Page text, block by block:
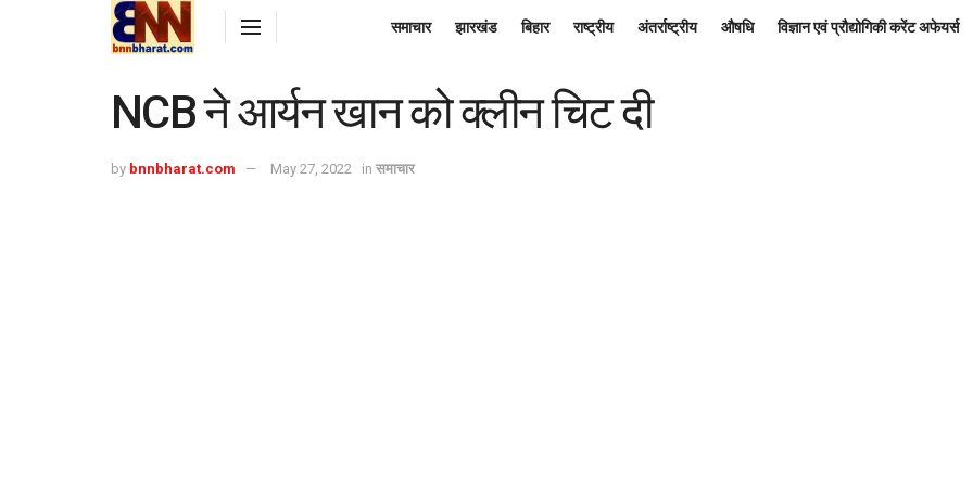
समाचार झारखंड बिहार राष्ट्रीय अंतर्राष्ट्रीय औषधि विज्ञान एवं प्रौद्योगिकी करेंट अफेयर्स
NCB ने आर्यन खान को क्लीन चिट दी
by bnnbharat.com May 27, 2022 in समाचार